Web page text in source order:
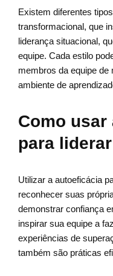
Existem diferentes
transformacional, que
liderança situacional,
equipe. Cada estilo
membros da equipe de
ambiente de
Como
para
Utilizar a autoeficácia
reconhecer suas
demonstrar confiança
inspirar sua equipe a
experiências de
também são práticas